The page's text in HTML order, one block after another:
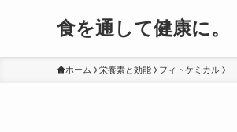
食を通して健康に。
ホーム 栄養素と効能 フィトケミカル